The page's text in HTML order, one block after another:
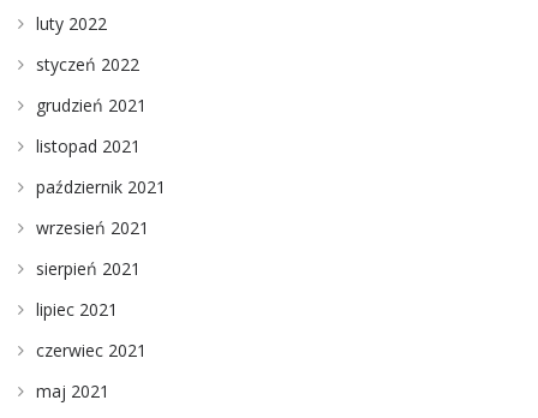
luty 2022
styczeń 2022
grudzień 2021
listopad 2021
październik 2021
wrzesień 2021
sierpień 2021
lipiec 2021
czerwiec 2021
maj 2021